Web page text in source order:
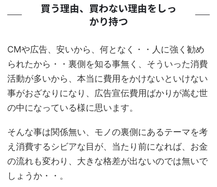
買う理由、買わない理由をしっ
かり持つ
CMや広告、安いから、何となく・・人に強く勧め
られたから・・裏側を知る事無く、そういった消費
活動が多いから、本当に費用をかけないといけない
事がおざなりになり、広告宣伝費用ばかりが嵩む世
の中になっている様に思います。
そんな事は関係無い、モノの裏側にあるテーマを考
え消費するシビアな目が、当たり前になれば、お金
の流れも変わり、大きな格差が出ないのでは無いで
しょうか・・。